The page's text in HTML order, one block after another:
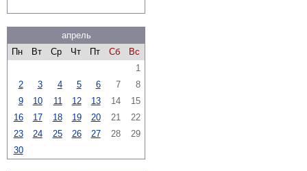
апрель
Пн
Вт Ср Чт Пт Сб
Вс
1
2
3 4 5 6 7
8
9
10 11 12 13 14
15
16
17 18 19 20 21
22
23
24 25 26 27 28
29
30